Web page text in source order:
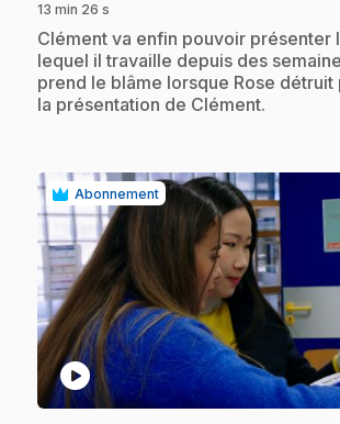
13 min 26 s
.Clément va enfin pouvoir présenter
lequel il travaille depuis des
prend le blâme lorsque Rose
la présentation de Clément.
Abonnement
play_circle